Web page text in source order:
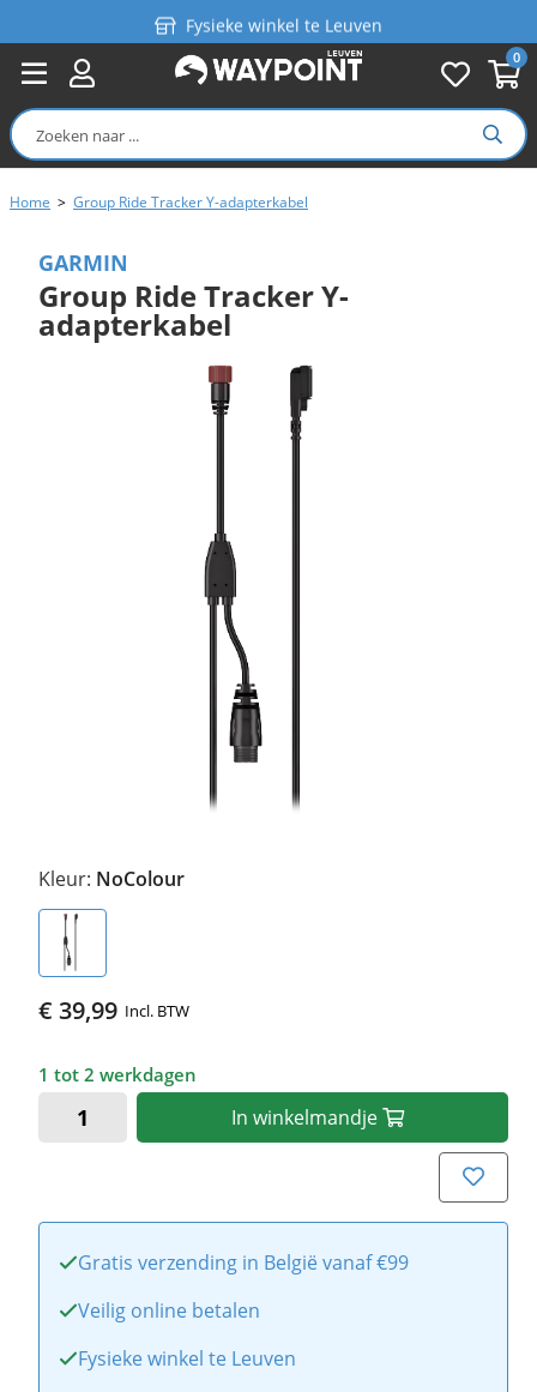
0
Fysieke winkel te Leuven
Persoonlijk advies
Gratis verzending in België vanaf €99
Home > Group Ride Tracker Y-adapterkabel
GARMIN
Group Ride Tracker Y-
adapterkabel
Kleur: NoColour
€ 39,99 Incl. BTW
1 tot 2 werkdagen
In winkelmandje
Gratis verzending in België vanaf €99
Veilig online betalen
Fysieke winkel te Leuven